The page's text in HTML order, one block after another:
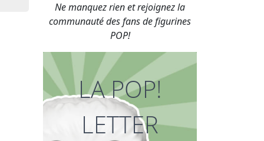
Ne manquez rien et rejoignez la
communauté des fans de figurines
POP!
LA POP!
LETTER